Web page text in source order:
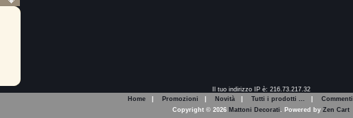
Il tuo indirizzo IP è: 216.73.217.32
Home
Promozioni Novità Tutti i prodotti ... Commenti
Copyright © 2026 Mattoni Decorati . Powered by Zen Cart